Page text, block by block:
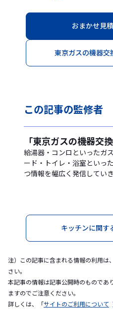
おまかせ見
東京ガスの機器交
この記事の監修者
「東京ガスの機器交
給湯器・コンロといったガ
ード・トイレ・浴室といっ
つ情報を幅広く発信してい
キッチンに関す
注）この記事に含まれる情報の利用は
さい。
本記事の情報は記事公開時のものであ
ますのでご注意ください｡
詳しくは、「サイトのご利用について